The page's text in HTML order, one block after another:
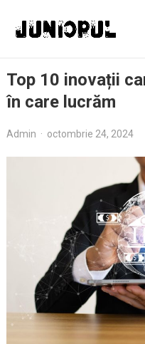
Top 10 inovații
în care lucrăm
Admin · octombrie 24, 2024